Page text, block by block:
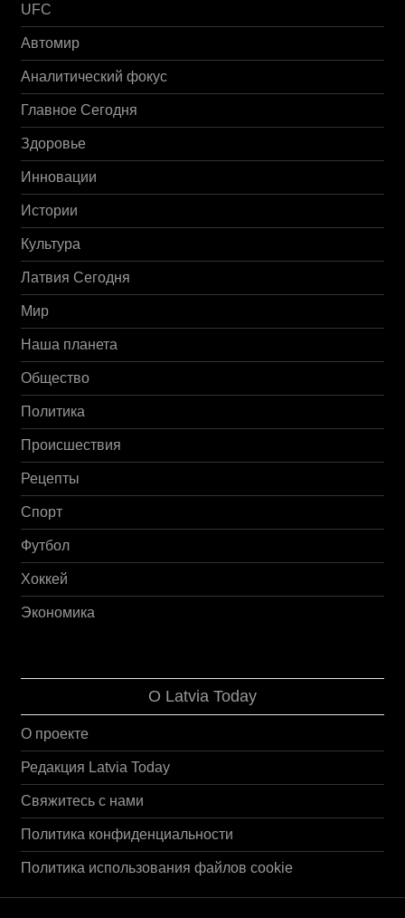
UFC
Автомир
Аналитический фокус
Главное Сегодня
Здоровье
Инновации
Истории
Культура
Латвия Сегодня
Мир
Наша планета
Общество
Политика
Происшествия
Рецепты
Спорт
Футбол
Хоккей
Экономика
О Latvia Today
О проекте
Редакция Latvia Today
Свяжитесь с нами
Политика конфиденциальности
Политика использования файлов cookie